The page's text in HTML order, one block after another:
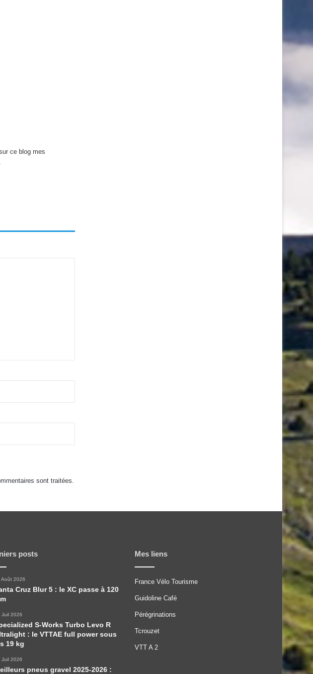
ce blog mes
sont traitées
posts
Août 2026
Cruz Blur 5 : le XC passe à 120
Juil 2026
S-Works Turbo Levo R
: le VTTAE full power sous
19 kg
Juil 2026
pneus gravel 2025-2026 :
Mes liens
France Vélo Tourisme
Guidoline Café
Pérégrinations
Tcrouzet
VTT A 2